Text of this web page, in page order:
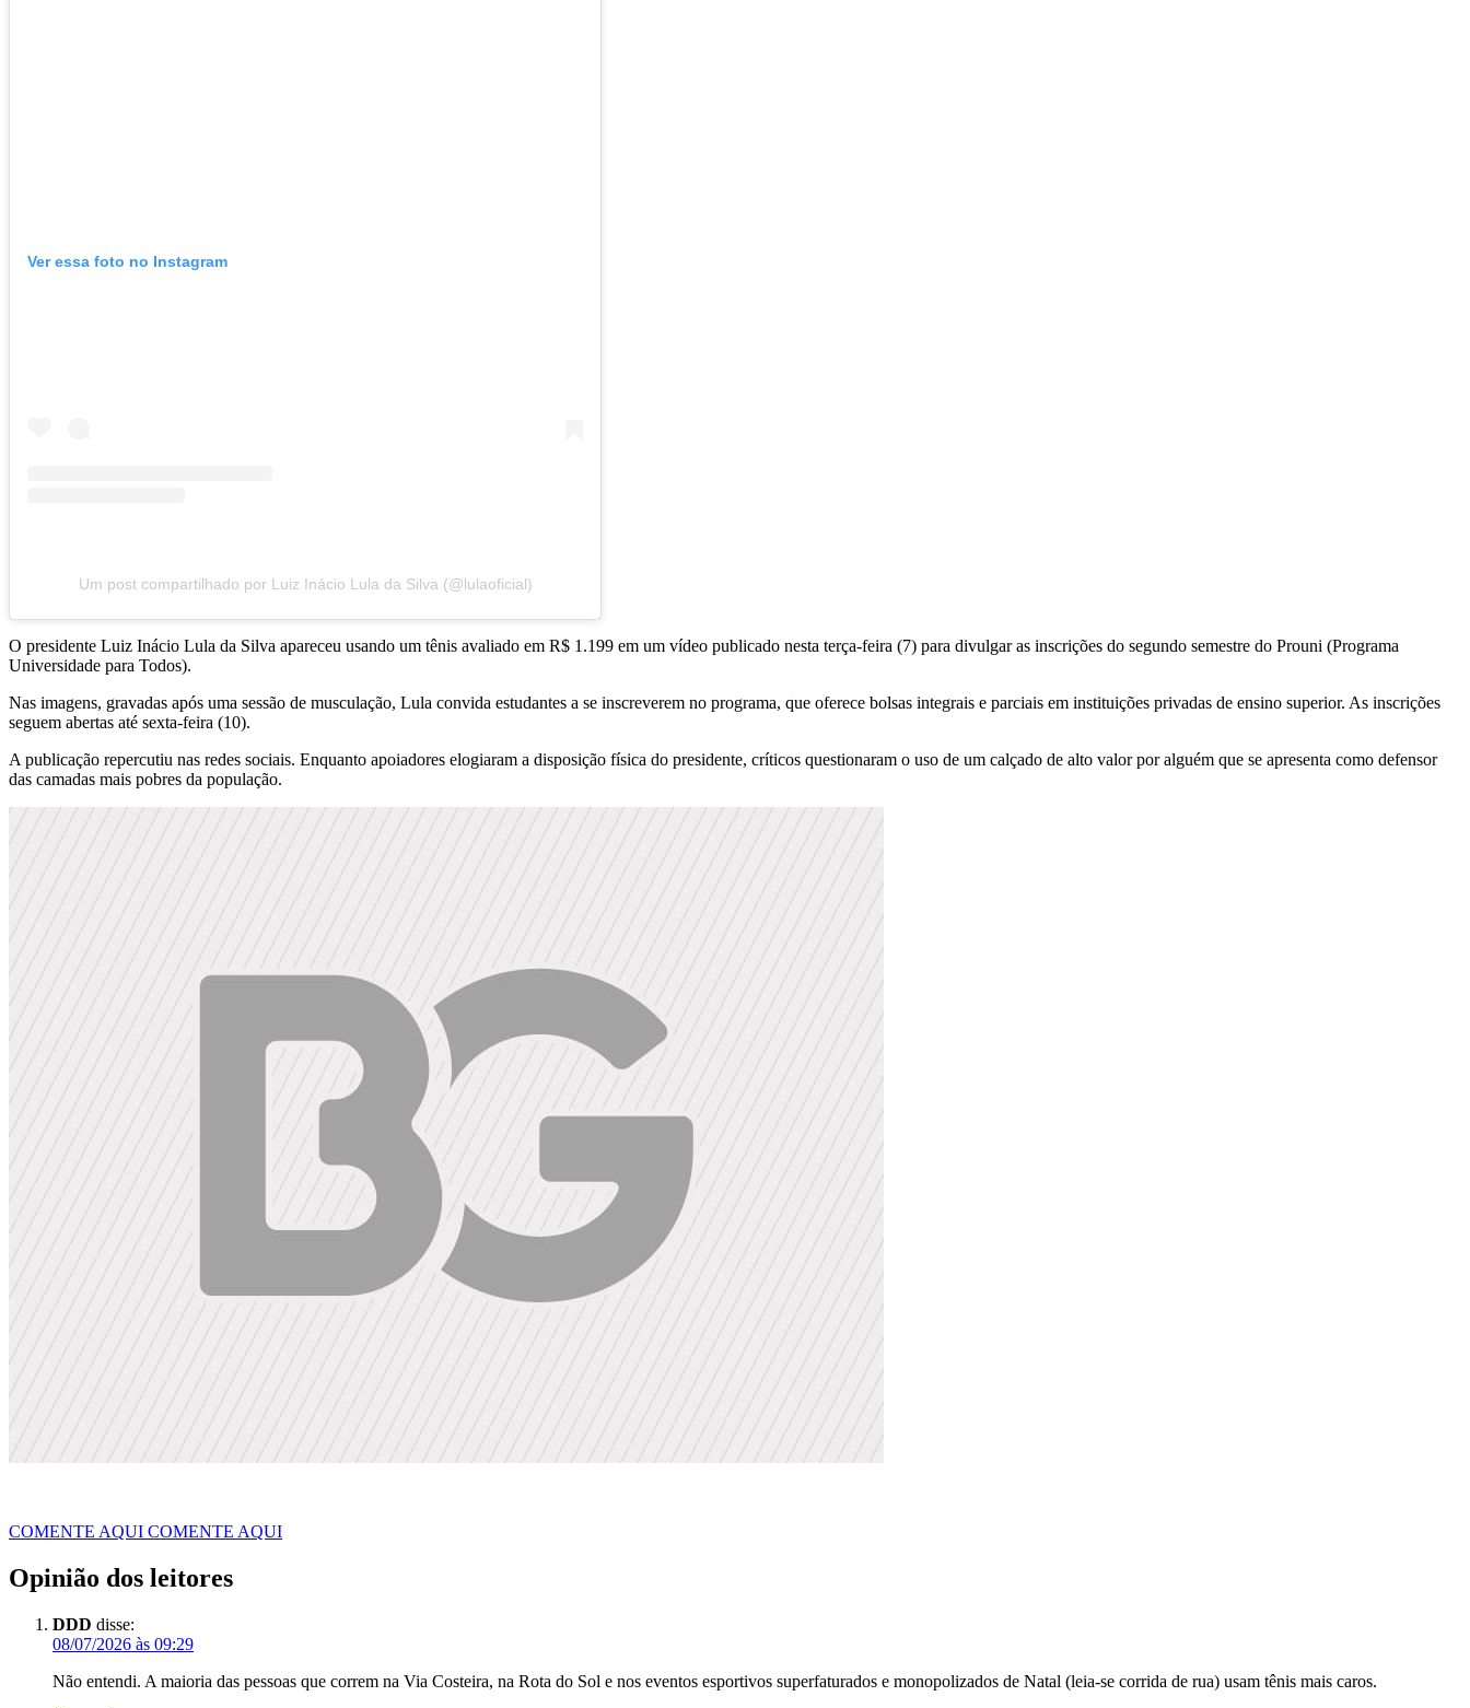
Ver essa foto no Instagram
Um post compartilhado por Luiz Inácio Lula da Silva (@lulaoficial)
O presidente Luiz Inácio Lula da Silva apareceu usando um tênis avaliado em R$ 1.199 em um vídeo publicado nesta terça-feira (7) para divulgar as inscrições do segundo semestre do Prouni (Programa
Universidade para Todos).
Nas imagens, gravadas após uma sessão de musculação, Lula convida estudantes a se inscreverem no programa, que oferece bolsas integrais e parciais em instituições privadas de ensino superior. As inscrições
seguem abertas até sexta-feira (10).
A publicação repercutiu nas redes sociais. Enquanto apoiadores elogiaram a disposição física do presidente, críticos questionaram o uso de um calçado de alto valor por alguém que se apresenta como defensor
das camadas mais pobres da população.
COMENTE AQUI COMENTE AQUI
Opinião dos leitores
DDD disse:
08/07/2026 às 09:29
Não entendi. A maioria das pessoas que correm na Via Costeira, na Rota do Sol e nos eventos esportivos superfaturados e monopolizados de Natal (leia-se corrida de rua) usam tênis mais caros.